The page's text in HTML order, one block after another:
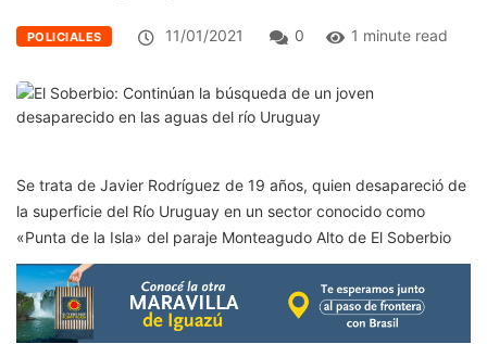
POLICIALES 11/01/2021 0 1 minute read
Se trata de Javier Rodríguez de 19 años, quien desapareció de
la superficie del Río Uruguay en un sector conocido como
«Punta de la Isla» del paraje Monteagudo Alto de El Soberbio